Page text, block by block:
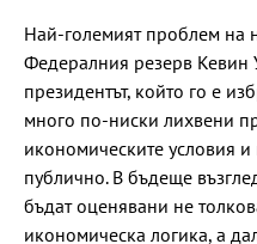
Най-големият проблем на
Федералния резерв Кевин
президентът, който го е
много по-ниски лихвени
икономическите условия и
публично. В бъдеще
бъдат оценявани не
икономическа логика, а